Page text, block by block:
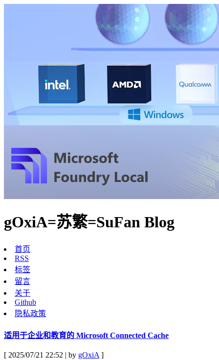
gOxiA=苏繁=SuFan Blog
首页
RSS
标签
留言
关于
Github
隐私政策
适用于企业和教育的 Microsoft Connected Cache
[ 2025/07/21 22:52 | by gOxiA]